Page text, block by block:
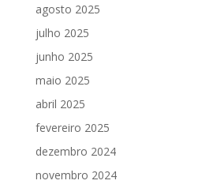
agosto 2025
julho 2025
junho 2025
maio 2025
abril 2025
fevereiro 2025
dezembro 2024
novembro 2024